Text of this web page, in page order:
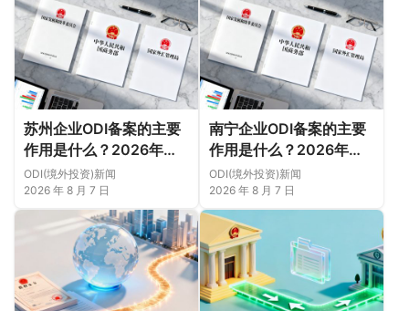
苏州企业ODI备案的主要
作用是什么？2026年新
规下先把这几个问题弄明
白（附成功案例与正规靠
谱代办中介推荐）
ODI(境外投资)新闻
2026 年 8 月 7 日
南宁企业ODI备案的主要
作用是什么？2026年新
规下，把这件事说透
ODI(境外投资)新闻
2026 年 8 月 7 日